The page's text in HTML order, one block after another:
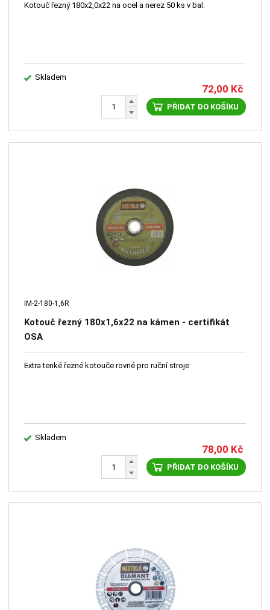
Kotouč řezný 180x2,0x22 na ocel a nerez 50 ks v bal.
Skladem
72,00 Kč
PŘIDAT DO KOŠÍKU
IM-2-180-1,6R
Kotouč řezný 180x1,6x22 na kámen - certifikát
OSA
Extra tenké řezné kotouče rovné pro ruční stroje
Skladem
78,00 Kč
PŘIDAT DO KOŠÍKU